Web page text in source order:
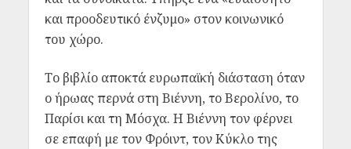
και προοδευτικό ένζυμο» στον κοινωνικό
του χώρο.
Το βιβλίο αποκτά ευρωπαϊκή διάσταση όταν
ο ήρωας περνά στη Βιέννη, το Βερολίνο, το
Παρίσι και τη Μόσχα. Η Βιέννη τον φέρνει
σε επαφή με τον Φρόιντ, τον Κύκλο της